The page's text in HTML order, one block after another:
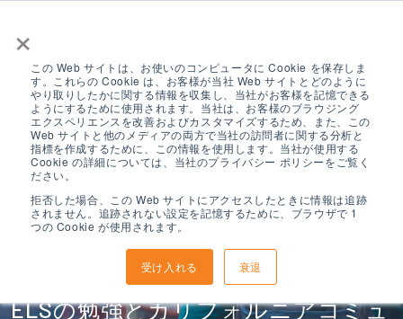
×
この Web サイトは、お使いのコンピュータに Cookie を保存しま
す。これらの Cookie は、お客様が当社 Web サイトとどのように
やり取りしたかに関する情報を収集し、当社がお客様を記憶できる
ようにするために使用されます。当社は、お客様のブラウジング
エクスペリエンスを改善およびカスタマイズするため、また、この
Web サイトと他のメディアの両方で当社の訪問者に関する分析と
指標を作成するために、この情報を使用します。当社が使用する
Cookie の詳細については、当社のプライバシー ポリシーをご覧く
ださい。
拒否した場合、この Web サイトにアクセスしたときに情報は追跡
されません。追跡されない設定を記憶するために、ブラウザで 1
つの Cookie が使用されます。
受け入れる 衰退
ELS カレッジイヤ
ープログラム
ELSの勉強とカリフォルニアコミュ